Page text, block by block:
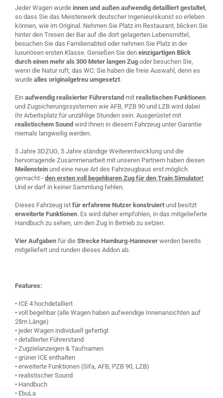
Jeder Wagen wurde innen und außen aufwendig detailliert gestaltet,
so dass Sie das Meisterwerk deutscher Ingenieurskunst so erleben
können, wie im Original. Nehmen Sie Platz im Restaurant, blicken Sie
hinter den Tresen der Bar auf die dort gelagerten Lebensmittel,
besuchen Sie das Familienabteil oder nehmen Sie Platz in der
luxuriösen ersten Klasse. Genießen Sie den einzigartigen Blick
durch einen mehr als 300 Meter langen Zug oder besuchen Sie,
wenn die Natur ruft, das WC: Sie haben die freie Auswahl, denn es
wurde alles originalgetreu umgesetzt.
Ein aufwendig realisierter Führerstand mit realistischen Funktionen
und Zugsicherungssystemen wie AFB, PZB 90 und LZB wird dabei
Ihr Arbeitsplatz für unzählige Stunden sein. Ausgerüstet mit
realistischem Sound wird Ihnen in diesem Fahrzeug unter Garantie
niemals langweilig werden.
5 Jahre 3DZUG, 5 Jahre ständige Weiterentwicklung und die
hervorragende Zusammenarbeit mit unseren Partnern haben diesen
Meilenstein und eine neue Art des Fahrzeugbaus erst möglich
gemacht - den ersten voll begehbaren Zug für den Train Simulator!
Und er darf in keiner Sammlung fehlen.
Dieses Fahrzeug ist für erfahrene Nutzer konstruiert und besitzt
erweiterte Funktionen. Es wird daher empfohlen, in das mitgelieferte
Handbuch zu sehen, um den Zug in Betrieb zu setzen.
Vier Aufgaben für die Strecke Hamburg-Hannover werden bereits
mitgeliefert und runden dieses Addon ab.
Features:
• ICE 4 hochdetalliert
• voll begehbar (alle Wagen haben aufwendige Innenansichten auf
28m Länge)
• jeder Wagen individuell gefertigt
• detallierter Führerstand
• Zugzielanzeigen & Taufnamen
• grüner ICE enthalten
• erweiterte Funktionen (Sifa, AFB, PZB 90, LZB)
• realistischer Sound
• Handbuch
• EbuLa